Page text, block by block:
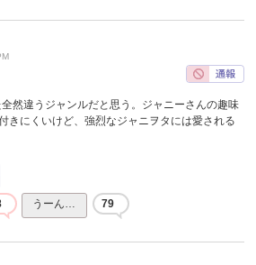
然違うジャンルだと思う。ジャニーさんの趣味
きにくいけど、強烈なジャニヲタには愛される
うーん… 79